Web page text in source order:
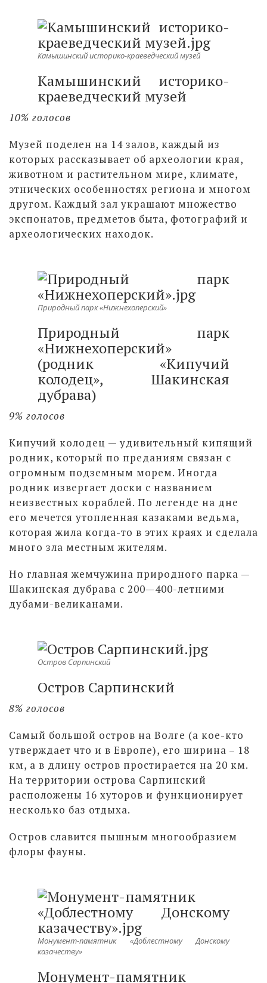
Камышинский историко-краеведческий музей
Камышинский историко-
краеведческий музей
10% голосов
Музей поделен на 14 залов, каждый из
которых рассказывает об археологии края,
животном и растительном мире, климате,
этнических особенностях региона и многом
другом. Каждый зал украшают множество
экспонатов, предметов быта, фотографий и
археологических находок.
Природный парк «Нижнехоперский»
Природный парк
«Нижнехоперский»
(родник «Кипучий
колодец», Шакинская
дубрава)
9% голосов
Кипучий колодец — удивительный кипящий
родник, который по преданиям связан с
огромным подземным морем. Иногда
родник извергает доски с названием
неизвестных кораблей. По легенде на дне
его мечется утопленная казаками ведьма,
которая жила когда-то в этих краях и сделала
много зла местным жителям.
Но главная жемчужина природного парка —
Шакинская дубрава с 200—400-летними
дубами-великанами.
Остров Сарпинский
Остров Сарпинский
8% голосов
Самый большой остров на Волге (а кое-кто
утверждает что и в Европе), его ширина – 18
км, а в длину остров простирается на 20 км.
На территории острова Сарпинский
расположены 16 хуторов и функционирует
несколько баз отдыха.
Остров славится пышным многообразием
флоры фауны.
Монумент-памятник «Доблестному Донскому
казачеству»
Монумент-памятник